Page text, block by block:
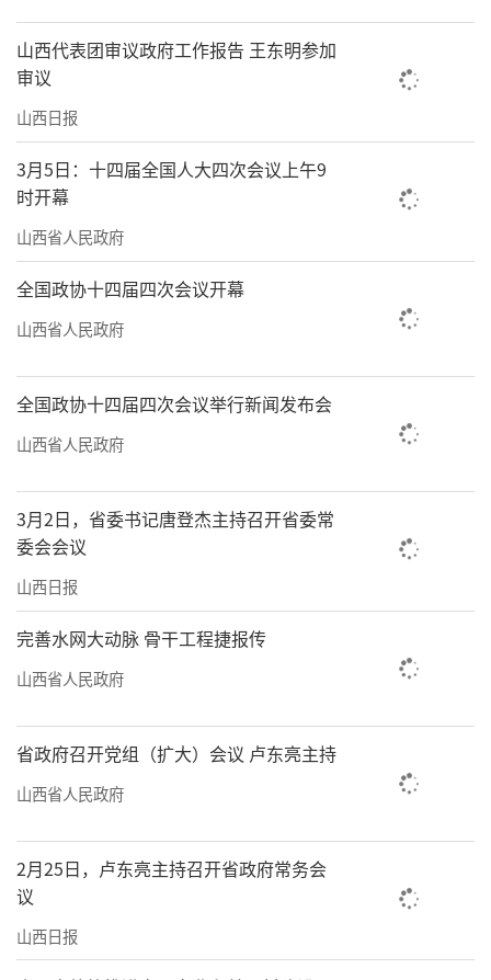
划项目，已完成中试，正开展有效性和安全性
评价研究。”
与亚宝药业集团股份有限公司合作研发出
痹症用药“葛桂颈络通片”；与天津智光嘉音
中医药研究有限公司开展临床循证医学研究；
联合山西讯龙科技有限公司等平台开发AI辅助诊
疗系统……提及经方扶阳山西省重点实验室的
产学研用一体化成绩单，冯振宇如数家珍。
“将中医药产业打造成加快发展新质生产
力的新赛道，我们必须坚持科技创新与产业创
新双轮驱动。”刘浚以山西绿之金制药有限公
司创新发展举例，该公司与山西大学、山西中
中药材产业开发研究院，运用自主研发技术对
中药材进行提取，成为山西省首家规模化黄
芩、连翘提取物备案企业，结束了我省大宗道
地药材长期以农产品原料出售局面，促进中药
产业延链补链强链，带动陵川县及周边地区建
设中药材产业基地5万亩，实现农户订单合作2
万余例。
7月2日，《山西省提升中药质量促进中医
来，刘浚信心满怀：“我们将持续发挥政策引
领重要作用，坚持以提升中药质量为核心，以
科技创新为动力，以产业融合为突破，加快构
建现代化中医药全产业链体系，推动中医药产
山西代表团审议政府工作报告 王东明参加
审议
山西日报
3月5日：十四届全国人大四次会议上午9
时开幕
山西省人民政府
全国政协十四届四次会议开幕
山西省人民政府
全国政协十四届四次会议举行新闻发布会
山西省人民政府
3月2日，省委书记唐登杰主持召开省委常
委会会议
山西日报
完善水网大动脉 骨干工程捷报传
山西省人民政府
省政府召开党组（扩大）会议 卢东亮主持
山西省人民政府
2月25日，卢东亮主持召开省政府常务会
议
山西日报